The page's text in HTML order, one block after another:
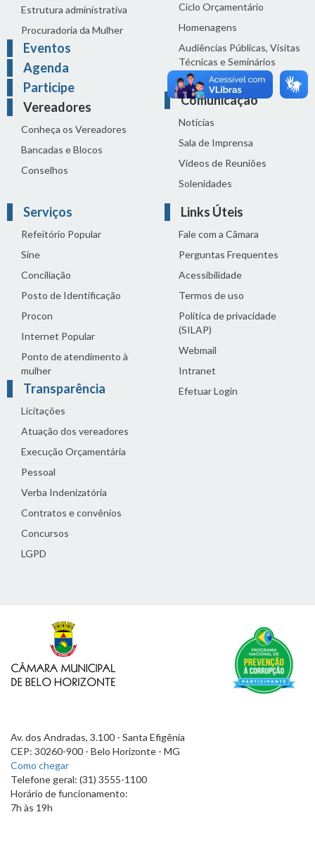
Estrutura administrativa
Procuradoria da Mulher
Eventos
Agenda
Participe
Vereadores
Conheça os Vereadores
Bancadas e Blocos
Conselhos
Ciclo Orçamentário
Homenagens
Audiências Públicas, Visitas
Técnicas e Seminários
Distribuição do dia
Comunicação
Notícias
Sala de Imprensa
Vídeos de Reuniões
Solenidades
Serviços
Refeitório Popular
Sine
Conciliação
Posto de Identificação
Procon
Internet Popular
Ponto de atendimento à
mulher
Transparência
Licitações
Atuação dos vereadores
Execução Orçamentária
Pessoal
Verba Indenizatória
Contratos e convênios
Concursos
LGPD
Links Úteis
Fale com a Câmara
Perguntas Frequentes
Acessibilidade
Termos de uso
Política de privacidade
(SILAP)
Webmail
Intranet
Efetuar Login
Av. dos Andradas, 3.100 - Santa Efigênia
CEP: 30260-900 - Belo Horizonte - MG
Como chegar
Telefone geral: (31) 3555-1100
Horário de funcionamento:
7h às 19h